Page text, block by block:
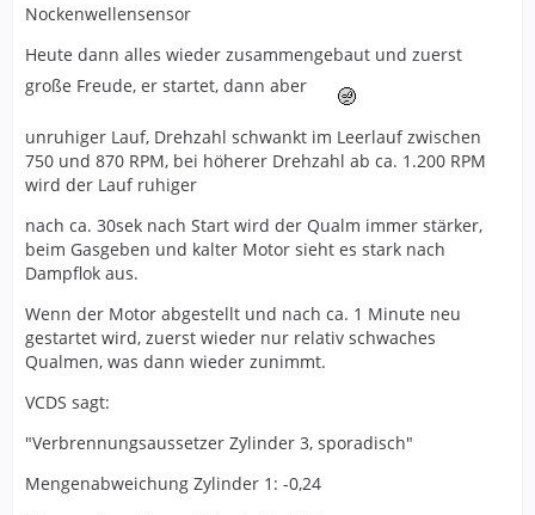
Nockenwellensensor
Heute dann alles wieder zusammengebaut und zuerst
große Freude, er startet, dann aber
unruhiger Lauf, Drehzahl schwankt im Leerlauf zwischen
750 und 870 RPM, bei höherer Drehzahl ab ca. 1.200 RPM
wird der Lauf ruhiger
nach ca. 30sek nach Start wird der Qualm immer stärker,
beim Gasgeben und kalter Motor sieht es stark nach
Dampflok aus.
Wenn der Motor abgestellt und nach ca. 1 Minute neu
gestartet wird, zuerst wieder nur relativ schwaches
Qualmen, was dann wieder zunimmt.
VCDS sagt:
"Verbrennungsaussetzer Zylinder 3, sporadisch"
Mengenabweichung Zylinder 1: -0,24